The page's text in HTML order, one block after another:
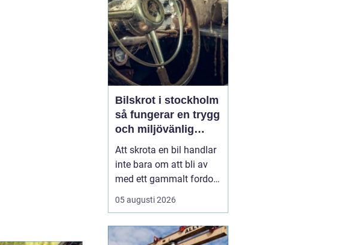
Bilskrot i stockholm
så fungerar en trygg
och miljövänlig
skrotning
Att skrota en bil handlar
inte bara om att bli av
med ett gammalt fordon.
För många bilägare i
Stockholm väcker
går skrotningen till?
05 augusti 2026